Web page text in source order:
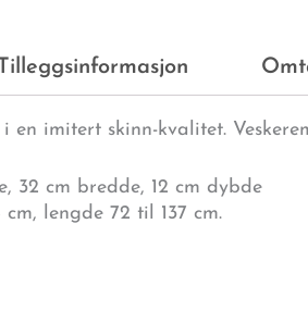
Tilleggsinformasjon
i en imitert skinn-kvalitet.
32 cm bredde, 12 cm dybde
lengde 72 til 137 cm.